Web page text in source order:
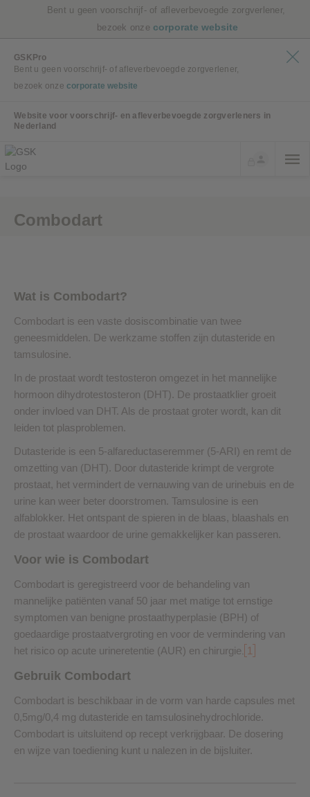
Bent u geen voorschrijf- of afleverbevoegde zorgverlener,
bezoek onze corporate website
GSKPro
Bent u geen voorschrijf- of afleverbevoegde zorgverlener,
bezoek onze corporate website
Website voor voorschrijf- en afleverbevoegde zorgverleners in
Nederland
Combodart
Wat is Combodart?
Combodart is een vaste dosiscombinatie van twee
geneesmiddelen. De werkzame stoffen zijn dutasteride en
tamsulosine.
In de prostaat wordt testosteron omgezet in het mannelijke
hormoon dihydrotestosteron (DHT). De prostaatklier groeit
onder invloed van DHT. Als de prostaat groter wordt, kan dit
leiden tot plasproblemen.
Dutasteride is een 5-alfareductaseremmer (5-ARI) en remt de
omzetting van (DHT). Door dutasteride krimpt de vergrote
prostaat, het vermindert de vernauwing van de urinebuis en de
urine kan weer beter doorstromen. Tamsulosine is een
alfablokker. Het ontspant de spieren in de blaas, blaashals en
de prostaat waardoor de urine gemakkelijker kan passeren.
Voor wie is Combodart
Combodart is geregistreerd voor de behandeling van
mannelijke patiënten vanaf 50 jaar met matige tot ernstige
symptomen van benigne prostaathyperplasie (BPH) of
goedaardige prostaatvergroting en voor de vermindering van
het risico op acute urineretentie (AUR) en chirurgie
1
Gebruik Combodart
Combodart is beschikbaar in de vorm van harde capsules met
0,5mg/0,4 mg dutasteride en tamsulosinehydrochloride.
Combodart is uitsluitend op recept verkrijgbaar. De dosering
en wijze van toediening kunt u nalezen in de bijsluiter.